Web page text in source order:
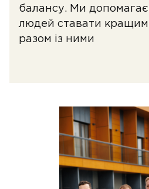
балансу. Ми
людей ставати
разом із ними